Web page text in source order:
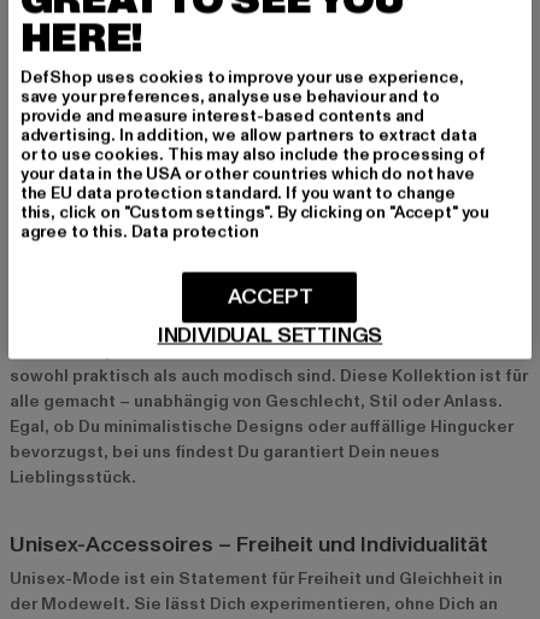
DJINNS
Cord Mountains
KARL KANI
Neue Accessoires für alle – Unisex-Trends bei
DefShop
sind die Details, die Dein Outfit von gewöhnlich zu
außergewöhnlich machen und Deinem Style eine ganz
persönliche Note verleihen. Mit der neuen Unisex-Kollektion
von DefShop bieten wir Dir eine Vielfalt an Accessoires, die
sowohl praktisch als auch modisch sind. Diese Kollektion ist für
alle gemacht – unabhängig von Geschlecht, Stil oder Anlass.
Egal, ob Du minimalistische Designs oder auffällige Hingucker
bevorzugst, bei uns findest Du garantiert Dein neues
Lieblingsstück.
Unisex-Accessoires – Freiheit und Individualität
Unisex-Mode ist ein Statement für Freiheit und Gleichheit in
der Modewelt. Sie lässt Dich experimentieren, ohne Dich an
HERE!
DefShop uses cookies to improve your use experience,
save your preferences, analyse use behaviour and to
provide and measure interest-based contents and
advertising. In addition, we allow partners to extract data
or to use cookies. This may also include the processing of
your data in the USA or other countries which do not have
the EU data protection standard. If you want to change
this, click on "Custom settings". By clicking on "Accept" you
agree to this. Data protection
INDIVIDUAL SETTINGS
ACCEPT